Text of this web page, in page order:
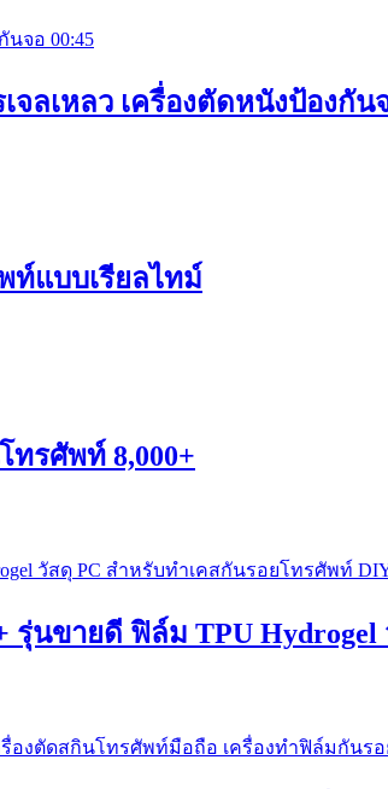
00:45
จลเหลว เครื่องตัดหนังป้องกัน
ท์แบบเรียลไทม์
รศัพท์ 8,000+
รุ่นขายดี ฟิล์ม TPU